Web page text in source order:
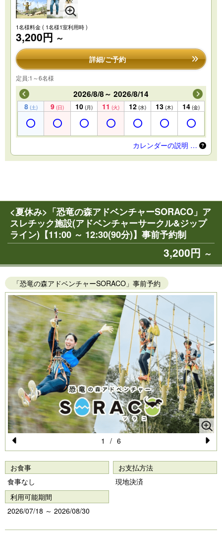
1名様料金( 1名様1室利用時 )
3,200円 ～
詳細/ご予約
定員:1～6名様
2026/8/8～ 2026/8/14
8 (土) 9 (日) 10 (月) 11 (火) 12 (水) 13 (木) 14 (金)
カレンダーの説明 …
<夏休み>「恐竜の森アドベンチャーSORACO」ア
スレチック施設(アドベンチャーサークル&ジップ
ライン)【11:00 ～ 12:30(90分)】事前予約制
3,200円 ～
「恐竜の森アドベンチャーSORACO」事前予約
Pr
e
vi
o
u
s
N
1 / 6
お食事
食事なし
お支払方法
現地決済
利用可能期間
2026/07/18 ～ 2026/08/30